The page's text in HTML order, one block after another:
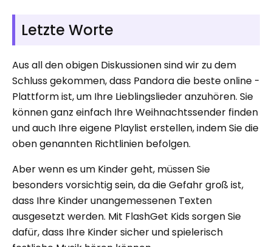
Letzte Worte
Aus all den obigen Diskussionen sind wir zu dem
Schluss gekommen, dass Pandora die beste online -
Plattform ist, um Ihre Lieblingslieder anzuhören. Sie
können ganz einfach Ihre Weihnachtssender finden
und auch Ihre eigene Playlist erstellen, indem Sie die
oben genannten Richtlinien befolgen.
Aber wenn es um Kinder geht, müssen Sie
besonders vorsichtig sein, da die Gefahr groß ist,
dass Ihre Kinder unangemessenen Texten
ausgesetzt werden. Mit FlashGet Kids sorgen Sie
dafür, dass Ihre Kinder sicher und spielerisch